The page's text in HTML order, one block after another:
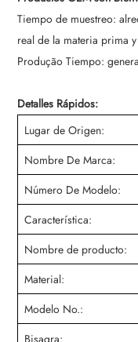
Tiempo de muestreo:
real de la materia prima
Produção Tiempo:
Detalles Rápidos:
Lugar de Origen:
Nombre De Marca:
Número De Modelo:
Característica:
Nombre de producto:
Material:
Modelo No.: